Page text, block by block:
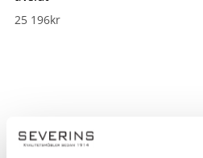
25 196kr